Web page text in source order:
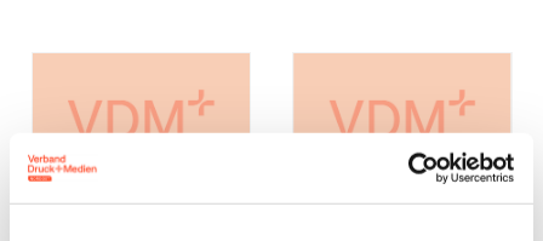
Umwelt und Ausbildung